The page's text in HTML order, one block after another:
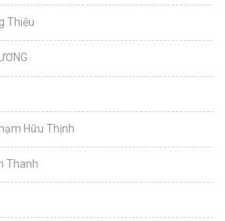
Thiệu
Hữu Thịnh
Thanh